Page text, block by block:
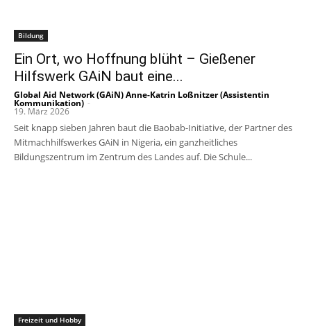
Bildung
Ein Ort, wo Hoffnung blüht – Gießener
Hilfswerk GAiN baut eine...
Global Aid Network (GAiN) Anne-Katrin Loßnitzer (Assistentin
Kommunikation) -
19. März 2026
Seit knapp sieben Jahren baut die Baobab-Initiative, der Partner des
Mitmachhilfswerkes GAiN in Nigeria, ein ganzheitliches
Bildungszentrum im Zentrum des Landes auf. Die Schule...
Freizeit und Hobby